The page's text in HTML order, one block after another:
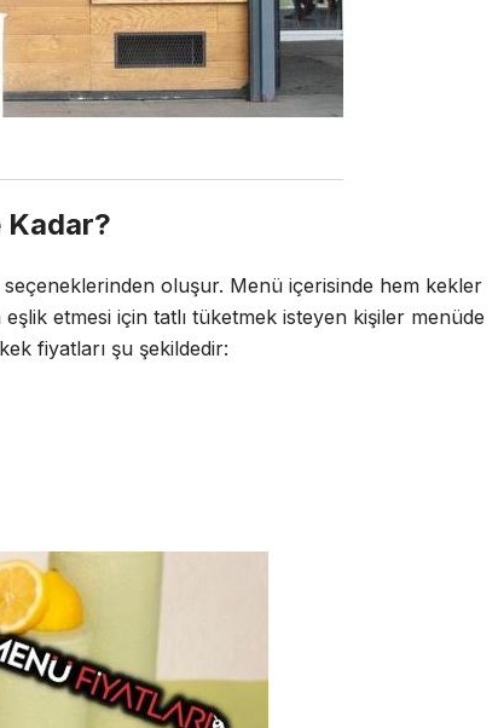
Kadar?
oluşur. Menü içerisinde hem kekler
etmesi için tatlı tüketmek isteyen kişiler menüde
fiyatları şu şekildedir: